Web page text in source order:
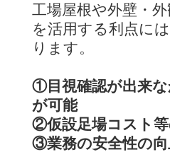
工場屋根や外壁・
を活用する利点に
ります。
①目視確認が出来
が可能
②仮設足場コスト
③業務の安全性の向